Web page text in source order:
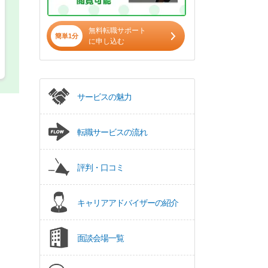
簡単1分
無料転職サポート
に申し込む
サービスの魅力
転職サービスの流れ
評判・口コミ
キャリアアドバイザーの紹介
面談会場一覧